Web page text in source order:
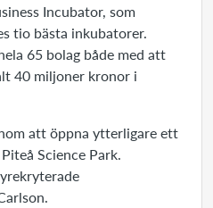
Incubator, som
tio bästa inkubatorer.
65 bolag både med att
40 miljoner kronor i
att öppna ytterligare ett
Science Park.